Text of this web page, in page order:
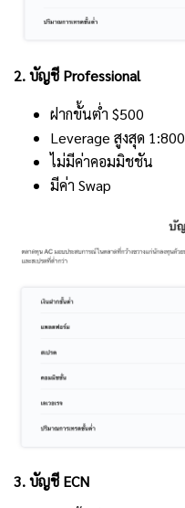
2. บัญชี Professional
ฝากขั้นต่ำ $500
Leverage สูงสุด 1:800
ไม่มีค่าคอมมิชชัน
มีค่า Swap
3. บัญชี ECN